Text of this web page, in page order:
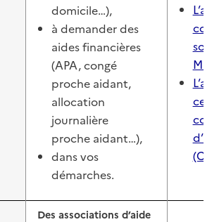
domicile…),
à demander des
aides financières
(APA, congé
proche aidant,
allocation
journalière
proche aidant…),
dans vos
démarches.
Des associations d’aide